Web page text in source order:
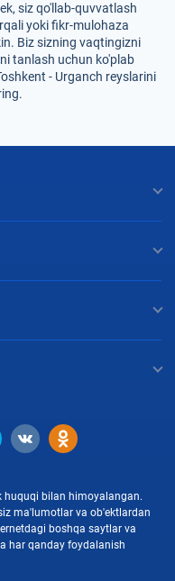
siz qo'llab-quvvatlash
yoki fikr-mulohaza
Biz sizning vaqtingizni
tanlash uchun ko'plab
- Urganch reyslarini
bilan himoyalangan.
ma'lumotlar va ob'ektlardan
boshqa saytlar va
har qanday foydalanish